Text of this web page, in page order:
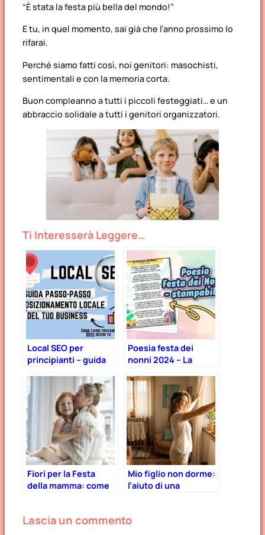
“È stata la festa più bella del mondo!”
E tu, in quel momento, sai già che l’anno prossimo lo
rifarai.
Perché siamo fatti così, noi genitori: masochisti,
sentimentali e con la memoria corta.
Buon compleanno a tutti i piccoli festeggiati… e un
abbraccio solidale a tutti i genitori organizzatori.
Ti Interesserà Leggere…
Local SEO per
principianti – guida
file stampabile gratis
Poesia festa dei
nonni 2024 – La
differenza
Fiori per la Festa
della mamma: come
Mio figlio non dorme:
l’aiuto di una
fare la differenza?
Lascia un commento